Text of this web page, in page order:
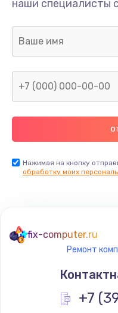
Замена
наши специалисты
Нажимая на кнопку
обработку моих
fix-computer.ru
Ремонт
+7